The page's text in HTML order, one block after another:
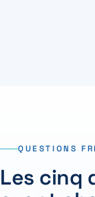
QUESTIONS
Les cinq